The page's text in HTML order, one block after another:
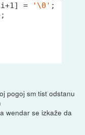
1] = '\0' ;
pogoj sm tist odstanu
wendar se izkaže da